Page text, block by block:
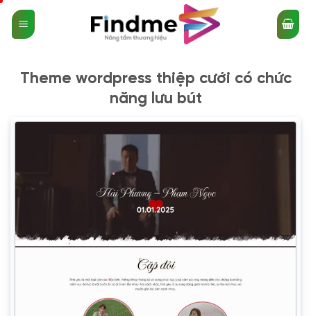
qua
nội
Theme wordpress thiệp cưới có chức
năng lưu bút